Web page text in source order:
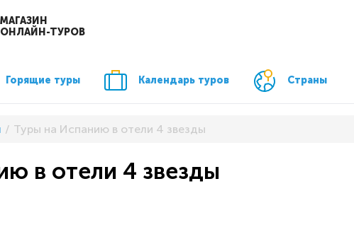
МАГАЗИН
ОНЛАЙН-ТУРОВ
Горящие туры Календарь туров Страны
Туры на Испанию в отели 4 звезды
в отели 4 звезды